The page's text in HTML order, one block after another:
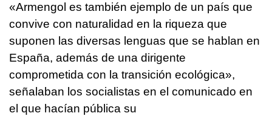
«Armengol es también ejemplo de un país que
convive con naturalidad en la riqueza que
suponen las diversas lenguas que se hablan en
España, además de una dirigente
comprometida con la transición ecológica»,
señalaban los socialistas en el comunicado en
el que hacían pública su